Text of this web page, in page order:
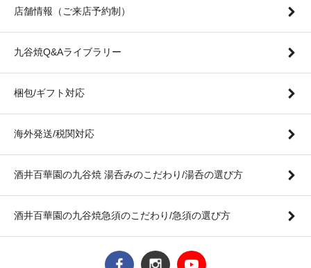
店舗情報（ご来店予約制）
九谷焼Q&Aライブラリー
梱包/ギフト対応
海外発送/税関対応
酒井百華園の九谷焼 湯呑みのこだわり/湯呑の選び方
酒井百華園の九谷焼急須のこだわり/急須の選び方